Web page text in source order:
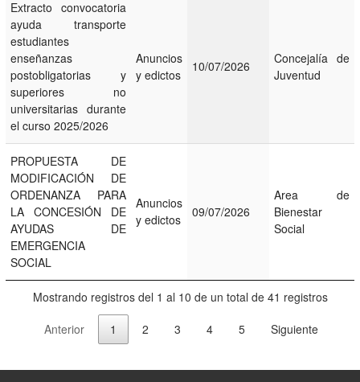
Extracto convocatoria
ayuda transporte
estudiantes
enseñanzas
postobligatorias y
superiores no
universitarias durante
el curso 2025/2026
Anuncios
y edictos
10/07/2026
Concejalía de
Juventud
PROPUESTA DE
MODIFICACIÓN DE
ORDENANZA PARA
LA CONCESIÓN DE
AYUDAS DE
EMERGENCIA
SOCIAL
Anuncios
y edictos
09/07/2026
Area de
Bienestar
Social
Mostrando registros del 1 al 10 de un total de 41 registros
Anterior
1 2 3 4 5 Siguiente